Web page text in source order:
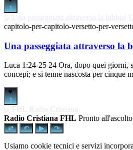
1
capitolo-per-capitolo-versetto-per-
Una passeggiata attraverso la
Luca 1:24-25 24 Ora, dopo quei giorni,
concepí; e si tenne nascosta per cinque
1
Radio Cristiana FHL Pronto all'ascolto
⇄ ↶ ▶ ↷
Usiamo cookie tecnici e servizi